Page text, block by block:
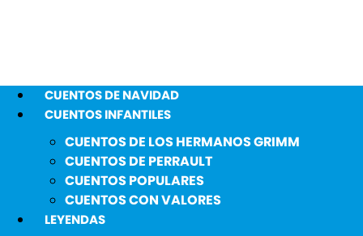
CUENTOS DE NAVIDAD
CUENTOS INFANTILES
CUENTOS DE LOS HERMANOS GRIMM
CUENTOS DE PERRAULT
CUENTOS POPULARES
CUENTOS CON VALORES
LEYENDAS